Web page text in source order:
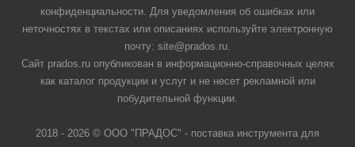
конфиденциальности. Для уведомления об ошибках или
неточностях в текстах или описаниях используйте электронную
почту: site@prados.ru.
Сайт prados.ru опубликован в информационно-справочных целях
как каталог продукции и услуг и не несет рекламной или
побудительной функции.
2018 - 2026 © ООО "ПРАДОС" - поставка инструмента для